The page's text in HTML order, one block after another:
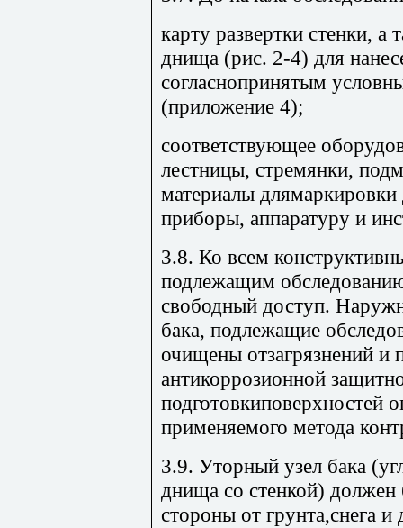
карту развертки стенки,
днища (рис. 2-4) для
согласнопринятым
(приложение 4);
соответствующее
лестницы, стремянки,
материалы
приборы, аппаратуру и
3.8. Ко всем
подлежащим
свободный доступ.
бака, подлежащие
очищены отзагрязнений и
антикоррозионной
подготовкиповерхностей
применяемого метода
3.9. Уторный узел бака
днища со стенкой)
стороны от грунта,снега и